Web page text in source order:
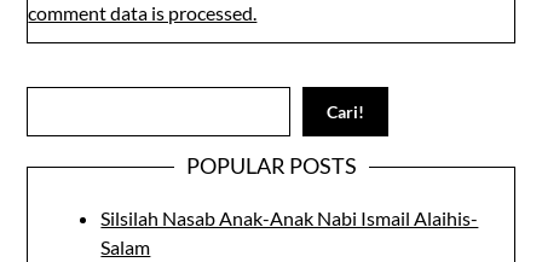
comment data is processed.
Cari!
POPULAR POSTS
Silsilah Nasab Anak-Anak Nabi Ismail Alaihis-
Salam